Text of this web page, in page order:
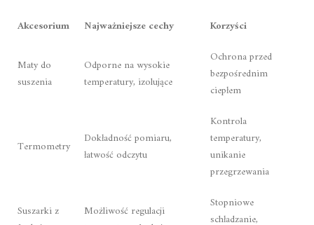
Akcesorium Najważniejsze cechy Korzyści
Maty do
suszenia
Odporne na wysokie
temperatury, izolujące
Ochrona przed
bezpośrednim
ciepłem
Termometry
Dokładność pomiaru,
łatwość odczytu
Kontrola
temperatury,
unikanie
przegrzewania
Suszarki z
Możliwość regulacji
Stopniowe
schładzanie,